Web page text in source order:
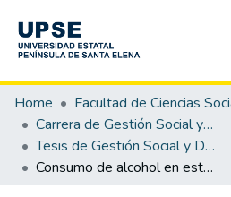
Communities & Collections
All of DSpace
Statistics
Home
Carrera de Gestión Social y Desarrollo
Tesis de Gestión Social y Desarrollo
Consumo de alcohol en estudiantes del sexto semestre de la carrera de Gestión Social y Desarrollo de la UPSE, 2022.